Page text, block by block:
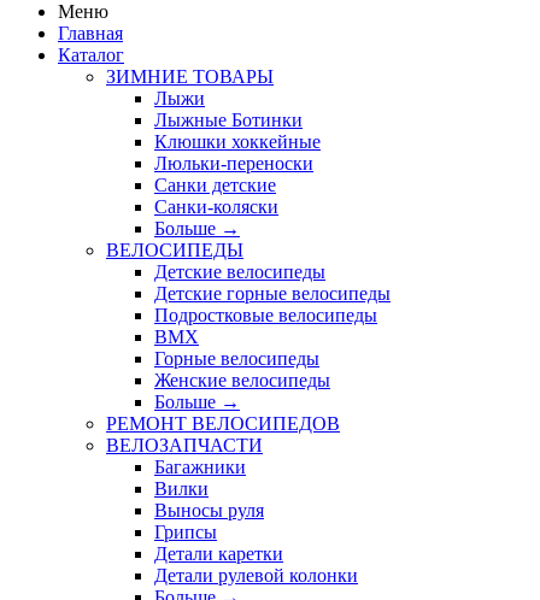
Меню
Главная
Каталог
ЗИМНИЕ ТОВАРЫ
Лыжи
Лыжные Ботинки
Клюшки хоккейные
Люльки-переноски
Санки детские
Санки-коляски
Больше →
ВЕЛОСИПЕДЫ
Детские велосипеды
Детские горные велосипеды
Подростковые велосипеды
BMX
Горные велосипеды
Женские велосипеды
Больше →
РЕМОНТ ВЕЛОСИПЕДОВ
ВЕЛОЗАПЧАСТИ
Багажники
Вилки
Выносы руля
Грипсы
Детали каретки
Детали рулевой колонки